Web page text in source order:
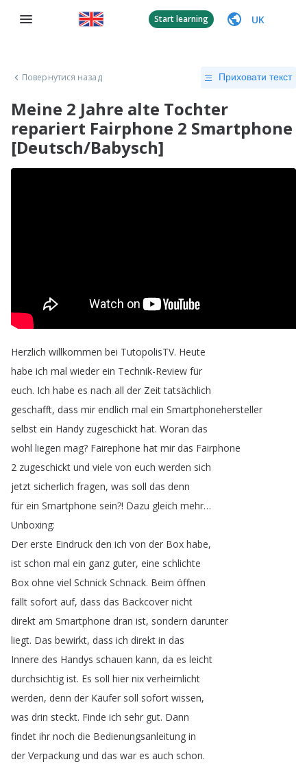
Start learning UK
Повернутися назад Приховати текст
Meine 2 Jahre alte Tochter
repariert Fairphone 2 Smartphone
[Deutsch/Babysch]
Herzlich willkommen bei TutopolisTV. Heute
habe ich mal wieder ein Technik-Review für
euch. Ich habe es nach all der Zeit tatsächlich
geschafft, dass mir endlich mal ein Smartphonehersteller
selbst ein Handy zugeschickt hat. Woran das
wohl liegen mag? Fairephone hat mir das Fairphone
2 zugeschickt und viele von euch werden sich
jetzt sicherlich fragen, was soll das denn
für ein Smartphone sein?! Dazu gleich mehr…
Unboxing:
Der erste Eindruck den ich von der Box habe,
ist schon mal ein ganz guter, eine schlichte
Box ohne viel Schnick Schnack. Beim öffnen
fällt sofort auf, dass das Backcover nicht
direkt am Smartphone dran ist, sondern darunter
liegt. Das bewirkt, dass ich direkt in das
Innere des Handys schauen kann, da es leicht
durchsichtig ist. Es soll hier nix verheimlicht
werden, denn der Käufer soll sofort wissen,
was drin steckt. Finde ich sehr gut. Dann
findet ihr noch die Bedienungsanleitung in
der Verpackung und das war es auch schon.